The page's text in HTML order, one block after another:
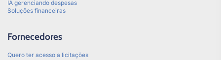
IA gerenciando despesas
Soluções financeiras
Fornecedores
Quero ter acesso a licitações